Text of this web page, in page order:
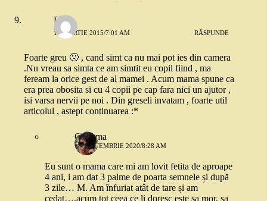
Flory
13 MARTIE 2015/7:01 AM RĂSPUNDE
Foarte greu 🙁 , cand simt ca nu mai pot ies din camera
.Nu vreau sa simta ce am simtit eu copil fiind , ma
feream la orice gest de al mamei . Acum mama spune ca
era prea obosita si cu 4 copii pe cap fara nici un ajutor ,
isi varsa nervii pe noi . Din greseli invatam , foarte util
articolul , astept continuarea :*
O mama
12 SEPTEMBRIE 2020/8:28 AM
Eu sunt o mama care mi am lovit fetita de aproape
4 ani, i am dat 3 palme de poarta semnele și după
3 zile… M. Am înfuriat atât de tare și am
cedat….acum tot ceea ce li doresc este sa mor, sa